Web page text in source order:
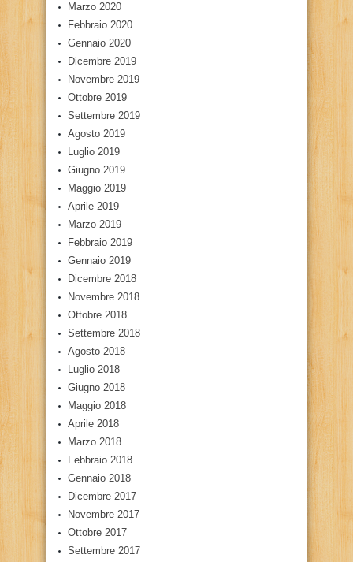
Marzo 2020
Febbraio 2020
Gennaio 2020
Dicembre 2019
Novembre 2019
Ottobre 2019
Settembre 2019
Agosto 2019
Luglio 2019
Giugno 2019
Maggio 2019
Aprile 2019
Marzo 2019
Febbraio 2019
Gennaio 2019
Dicembre 2018
Novembre 2018
Ottobre 2018
Settembre 2018
Agosto 2018
Luglio 2018
Giugno 2018
Maggio 2018
Aprile 2018
Marzo 2018
Febbraio 2018
Gennaio 2018
Dicembre 2017
Novembre 2017
Ottobre 2017
Settembre 2017